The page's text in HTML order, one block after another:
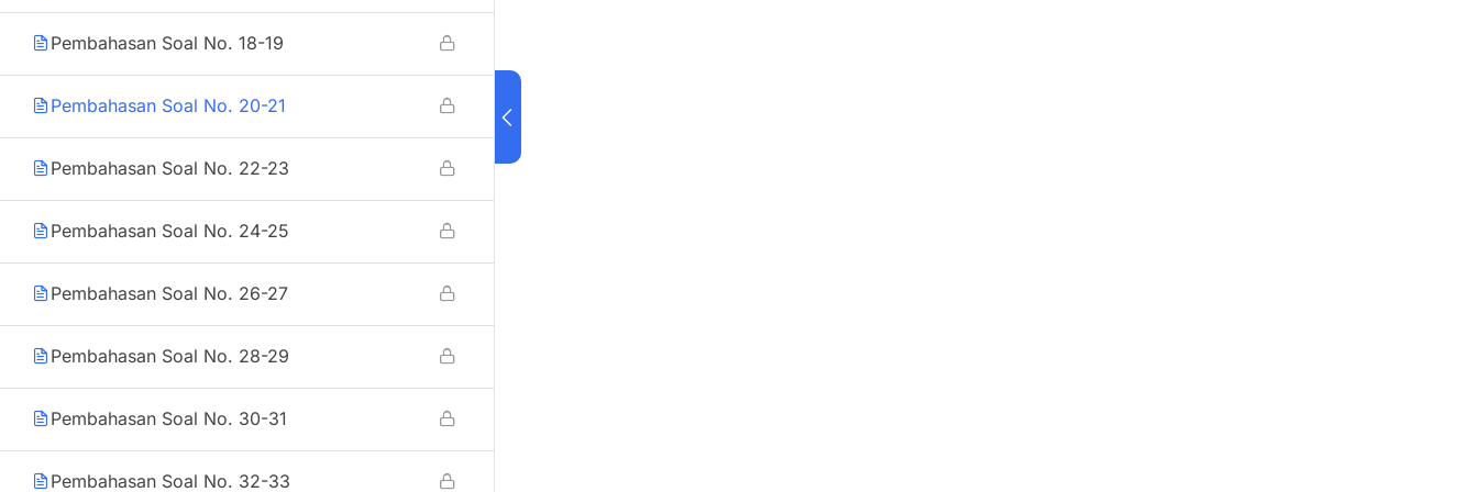
Pembahasan Soal No. 18-19
Pembahasan Soal No. 20-21
Pembahasan Soal No. 22-23
Pembahasan Soal No. 24-25
Pembahasan Soal No. 26-27
Pembahasan Soal No. 28-29
Pembahasan Soal No. 30-31
Pembahasan Soal No. 32-33